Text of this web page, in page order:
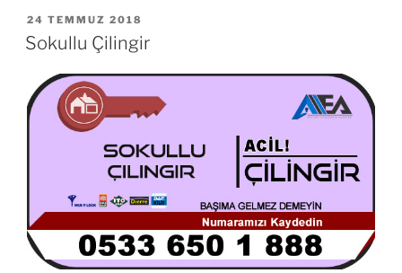
YAYIM
TARIHI
24 TEMMUZ 2018
Sokullu Çilingir